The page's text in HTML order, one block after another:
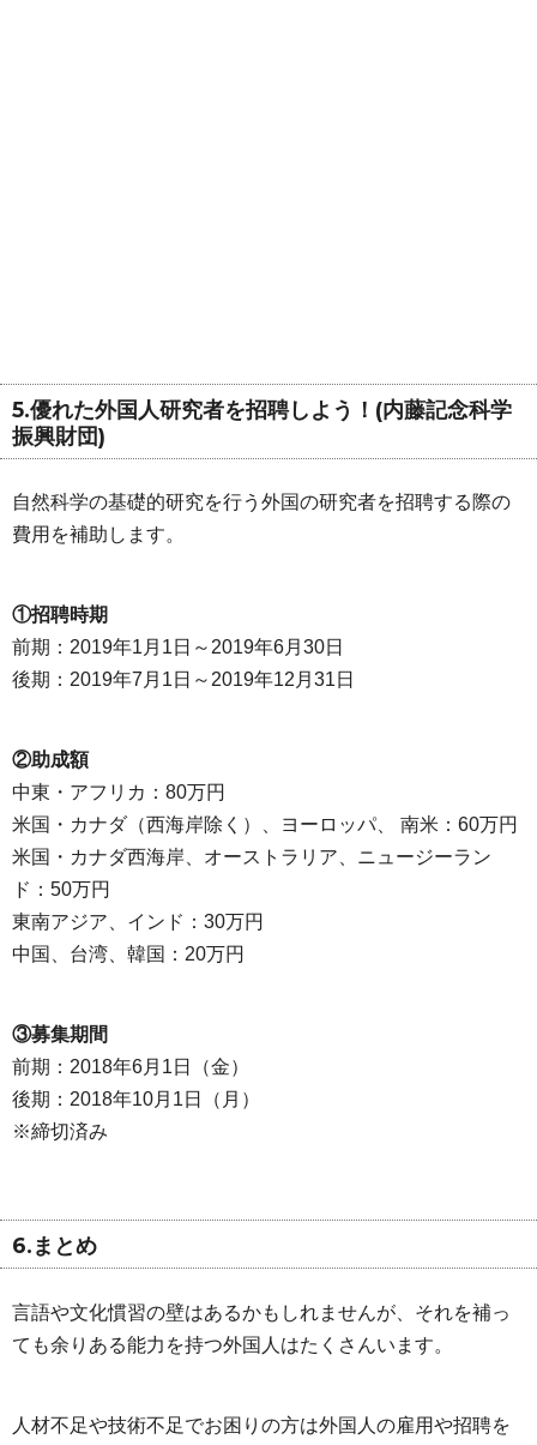
5.優れた外国人研究者を招聘しよう！(内藤記念科学
振興財団)
自然科学の基礎的研究を行う外国の研究者を招聘する際の
費用を補助します。
①招聘時期
前期：2019年1月1日～2019年6月30日
後期：2019年7月1日～2019年12月31日
②助成額
中東・アフリカ：80万円
米国・カナダ（西海岸除く）、ヨーロッパ、 南米：60万円
米国・カナダ西海岸、オーストラリア、ニュージーラン
ド：50万円
東南アジア、インド：30万円
中国、台湾、韓国：20万円
③募集期間
前期：2018年6月1日（金）
後期：2018年10月1日（月）
※締切済み
6.まとめ
言語や文化慣習の壁はあるかもしれませんが、それを補っ
ても余りある能力を持つ外国人はたくさんいます。
人材不足や技術不足でお困りの方は外国人の雇用や招聘を